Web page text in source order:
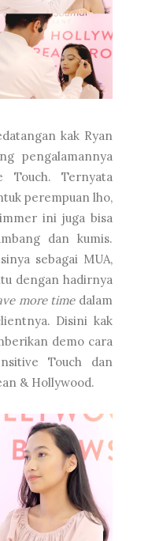
kak Ryan
pengalamannya
Touch. Ternyata
perempuan lho,
ini juga bisa
dan kumis.
sebagai MUA,
dengan hadirnya
more timedalam
Disini kak
demo cara
Touch dan
& Hollywood.